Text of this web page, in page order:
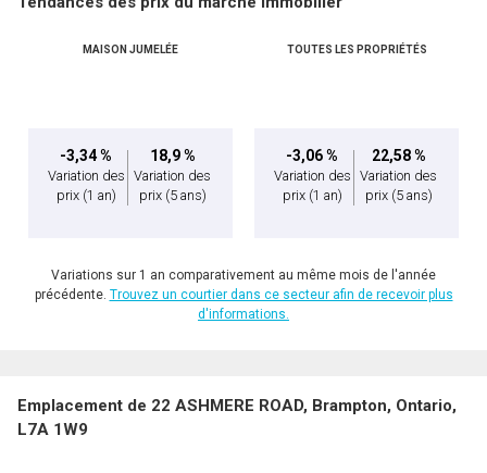
MAISON JUMELÉE
-3,34 %
Variation des
prix (1 an)
18,9 %
Variation des
prix (5 ans)
TOUTES LES PROPRIÉTÉS
-3,06 %
Variation des
prix (1 an)
22,58 %
Variation des
prix (5 ans)
Variations sur 1 an comparativement au même mois de l'année
précédente. Trouvez un courtier dans ce secteur afin de recevoir plus
d'informations.
Emplacement de 22 ASHMERE ROAD, Brampton, Ontario,
L7A 1W9